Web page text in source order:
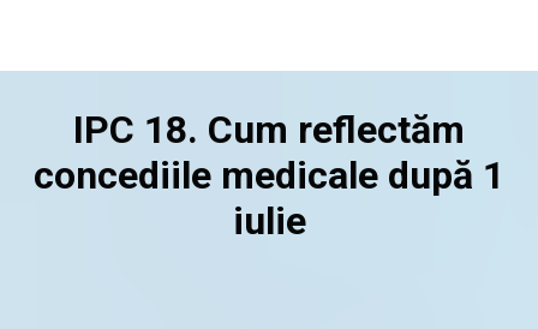
IPC 18. Cum reflectăm
concediile medicale după 1
iulie